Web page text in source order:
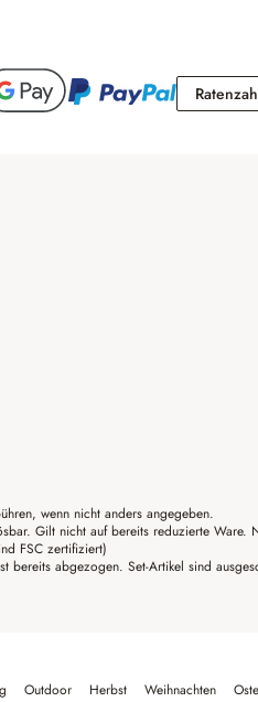
wenn nicht anders angegeben.
Gilt nicht auf bereits reduzierte Ware.
FSC zertifiziert)
abgezogen. Set-Artikel sind
Outdoor Herbst Weihnachten